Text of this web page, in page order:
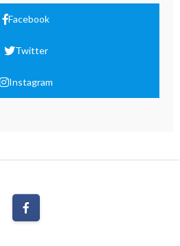
Facebook
Twitter
Instagram